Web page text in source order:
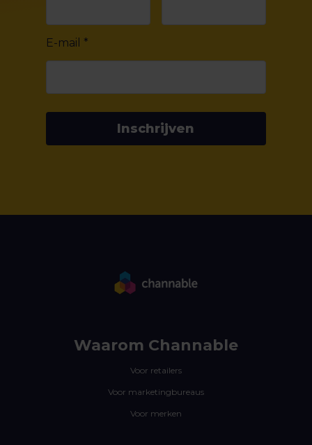
E-mail *
Inschrijven
Waarom Channable
Voor retailers
Voor marketingbureaus
Voor merken